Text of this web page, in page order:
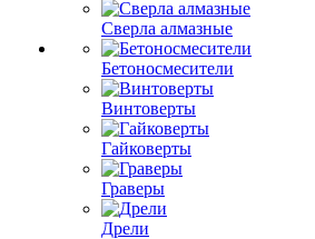
Сверла алмазные
Бетоносмесители
Винтоверты
Гайковерты
Граверы
Дрели